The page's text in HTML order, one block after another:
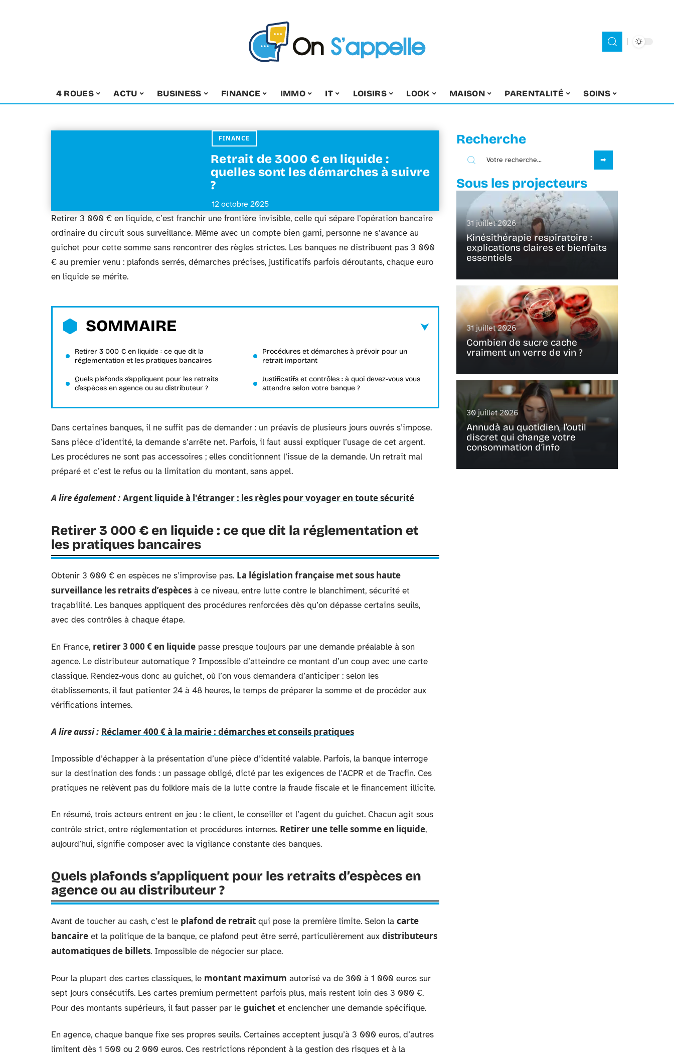
4 ROUES ACTU BUSINESS FINANCE IMMO IT LOISIRS LOOK MAISON PARENTALITÉ SOINS
FINANCE
Retrait de 3000 € en liquide :
quelles sont les démarches à suivre
?
12 octobre 2025
Retirer 3 000 € en liquide, c’est franchir une frontière invisible, celle qui sépare l’opération bancaire
ordinaire du circuit sous surveillance. Même avec un compte bien garni, personne ne s’avance au
guichet pour cette somme sans rencontrer des règles strictes. Les banques ne distribuent pas 3 000
€ au premier venu : plafonds serrés, démarches précises, justificatifs parfois déroutants, chaque euro
en liquide se mérite.
SOMMAIRE
Retirer 3 000 € en liquide : ce que dit la
réglementation et les pratiques bancaires
Quels plafonds s’appliquent pour les retraits
d’espèces en agence ou au distributeur ?
Procédures et démarches à prévoir pour un
retrait important
Justificatifs et contrôles : à quoi devez-vous vous
attendre selon votre banque ?
Dans certaines banques, il ne suffit pas de demander : un préavis de plusieurs jours ouvrés s’impose.
Sans pièce d’identité, la demande s’arrête net. Parfois, il faut aussi expliquer l’usage de cet argent.
Les procédures ne sont pas accessoires ; elles conditionnent l’issue de la demande. Un retrait mal
préparé et c’est le refus ou la limitation du montant, sans appel.
A lire également : Argent liquide à l'étranger : les règles pour voyager en toute sécurité
Retirer 3 000 € en liquide : ce que dit la réglementation et
les pratiques bancaires
Obtenir 3 000 € en espèces ne s’improvise pas. La législation française met sous haute
surveillance les retraits d’espèces à ce niveau, entre lutte contre le blanchiment, sécurité et
traçabilité. Les banques appliquent des procédures renforcées dès qu’on dépasse certains seuils,
avec des contrôles à chaque étape.
En France, retirer 3 000 € en liquide passe presque toujours par une demande préalable à son
agence. Le distributeur automatique ? Impossible d’atteindre ce montant d’un coup avec une carte
classique. Rendez-vous donc au guichet, où l’on vous demandera d’anticiper : selon les
établissements, il faut patienter 24 à 48 heures, le temps de préparer la somme et de procéder aux
vérifications internes.
A lire aussi : Réclamer 400 € à la mairie : démarches et conseils pratiques
Impossible d’échapper à la présentation d’une pièce d’identité valable. Parfois, la banque interroge
sur la destination des fonds : un passage obligé, dicté par les exigences de l’ACPR et de Tracfin. Ces
pratiques ne relèvent pas du folklore mais de la lutte contre la fraude fiscale et le financement illicite.
En résumé, trois acteurs entrent en jeu : le client, le conseiller et l’agent du guichet. Chacun agit sous
contrôle strict, entre réglementation et procédures internes. Retirer une telle somme en liquide,
aujourd’hui, signifie composer avec la vigilance constante des banques.
Quels plafonds s’appliquent pour les retraits d’espèces en
agence ou au distributeur ?
Avant de toucher au cash, c’est le plafond de retrait qui pose la première limite. Selon la carte
bancaire et la politique de la banque, ce plafond peut être serré, particulièrement aux distributeurs
automatiques de billets. Impossible de négocier sur place.
Pour la plupart des cartes classiques, le montant maximum autorisé va de 300 à 1 000 euros sur
sept jours consécutifs. Les cartes premium permettent parfois plus, mais restent loin des 3 000 €.
Pour des montants supérieurs, il faut passer par le guichet et enclencher une demande spécifique.
En agence, chaque banque fixe ses propres seuils. Certaines acceptent jusqu’à 3 000 euros, d’autres
limitent dès 1 500 ou 2 000 euros. Ces restrictions répondent à la gestion des risques et à la
Recherche
Sous les projecteurs
31 juillet 2026
Kinésithérapie respiratoire :
explications claires et bienfaits
essentiels
31 juillet 2026
Combien de sucre cache
vraiment un verre de vin ?
30 juillet 2026
Annudà au quotidien, l’outil
discret qui change votre
consommation d’info